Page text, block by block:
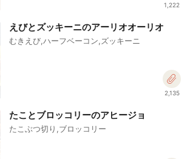
1,222
えびとズッキーニのアーリオオーリオ
むきえび,ハーフベーコン,ズッキーニ
2,135
たことブロッコリーのアヒージョ
たこぶつ切り,ブロッコリー